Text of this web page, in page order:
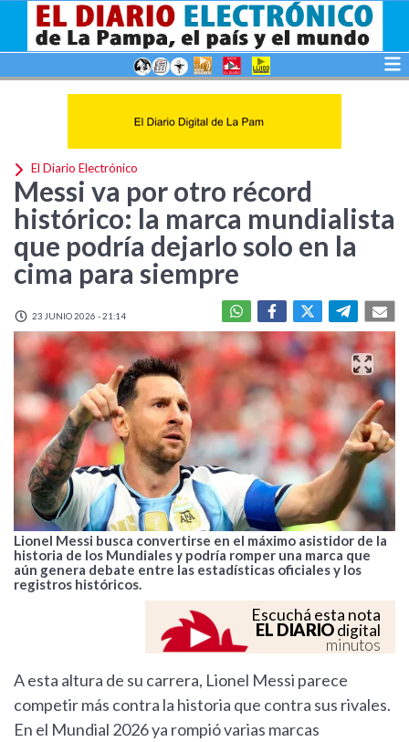
El Diario Electrónico
Messi va por otro récord
histórico: la marca mundialista
que podría dejarlo solo en la
cima para siempre
23 JUNIO 2026 - 21:14
Lionel Messi busca convertirse en el máximo asistidor de la
historia de los Mundiales y podría romper una marca que
aún genera debate entre las estadísticas oficiales y los
registros históricos.
Escuchá esta nota
EL DIARIOdigital
minutos
A esta altura de su carrera, Lionel Messi parece
competir más contra la historia que contra sus rivales.
En el Mundial 2026 ya rompió varias marcas